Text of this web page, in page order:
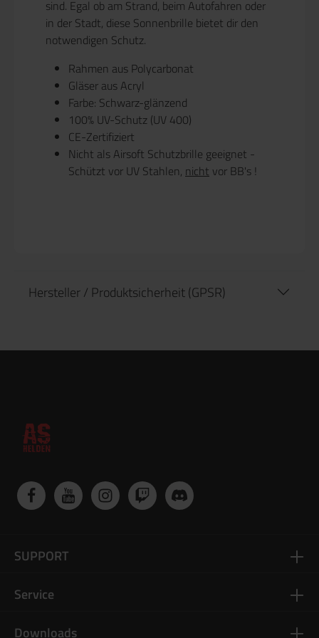
sind. Egal ob am Strand, beim Autofahren oder
in der Stadt, diese Sonnenbrille bietet dir den
notwendigen Schutz.
Rahmen aus Polycarbonat
Gläser aus Acryl
Farbe: Schwarz-glänzend
100% UV-Schutz (UV 400)
CE-Zertifiziert
Nicht als Airsoft Schutzbrille geeignet -
Schützt vor UV Stahlen, nicht vor BB's !
Hersteller / Produktsicherheit (GPSR)
SUPPORT
Service
Downloads